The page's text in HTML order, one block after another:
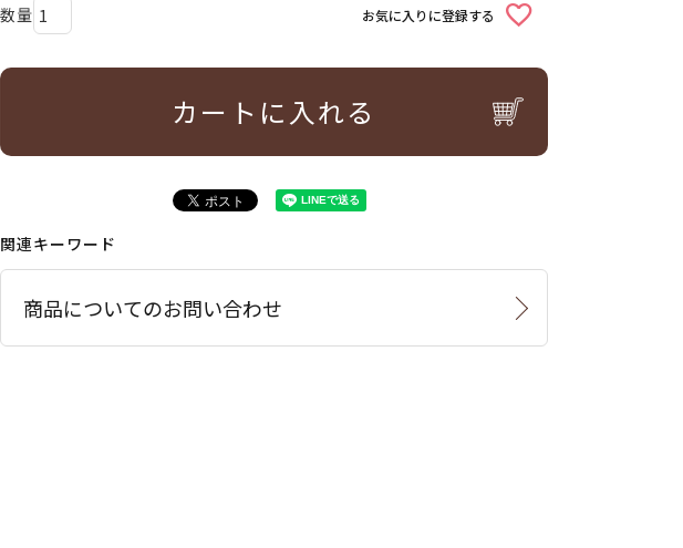
お気に入りに登録する
カートに入れる
関連キーワード
商品についてのお問い合わせ